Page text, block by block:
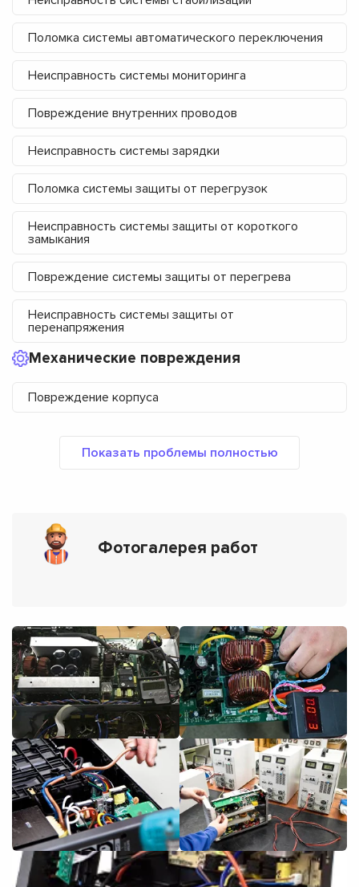
Поломка системы автоматического переключения
Неисправность системы мониторинга
Повреждение внутренних проводов
Неисправность системы зарядки
Поломка системы защиты от перегрузок
Неисправность системы защиты от короткого
замыкания
Повреждение системы защиты от перегрева
Неисправность системы защиты от
перенапряжения
Механические повреждения
Повреждение корпуса
Фотогалерея работ